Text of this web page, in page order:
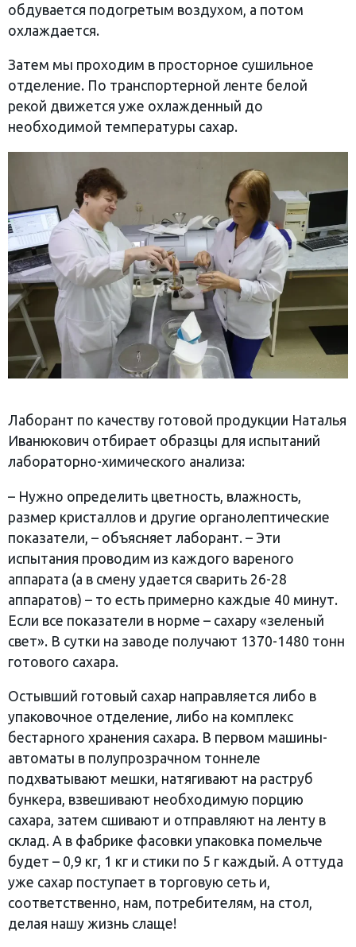
обдувается подогретым воздухом, а потом
охлаждается.
Затем мы проходим в просторное сушильное
отделение. По транспортерной ленте белой
рекой движется уже охлажденный до
необходимой температуры сахар.
Лаборант по качеству готовой продукции Наталья
Иванюкович отбирает образцы для испытаний
лабораторно-химического анализа:
– Нужно определить цветность, влажность,
размер кристаллов и другие органолептические
показатели, – объясняет лаборант. – Эти
испытания проводим из каждого вареного
аппарата (а в смену удается сварить 26-28
аппаратов) – то есть примерно каждые 40 минут.
Если все показатели в норме – сахару «зеленый
свет». В сутки на заводе получают 1370-1480 тонн
готового сахара.
Остывший готовый сахар направляется либо в
упаковочное отделение, либо на комплекс
бестарного хранения сахара. В первом машины-
автоматы в полупрозрачном тоннеле
подхватывают мешки, натягивают на раструб
бункера, взвешивают необходимую порцию
сахара, затем сшивают и отправляют на ленту в
склад. А в фабрике фасовки упаковка помельче
будет – 0,9 кг, 1 кг и стики по 5 г каждый. А оттуда
уже сахар поступает в торговую сеть и,
соответственно, нам, потребителям, на стол,
делая нашу жизнь слаще!